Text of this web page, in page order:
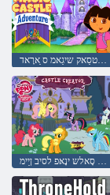
רעפעשאב סָאלש ינָאּפ לסיב ןַיימ